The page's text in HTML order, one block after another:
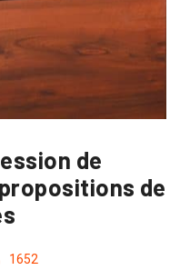
de
propositions de
1652